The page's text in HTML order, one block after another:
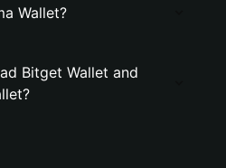
Wallet?
Bitget Wallet and